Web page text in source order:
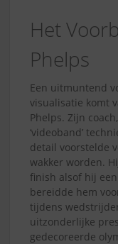
Het
Phelps
Een uitmuntend
visualisatie komt
Phelps. Zijn
‘videoband’
detail voorstelde
wakker worden.
finish alsof hij
bereidde hem
tijdens
uitzonderlijke
gedecoreerde